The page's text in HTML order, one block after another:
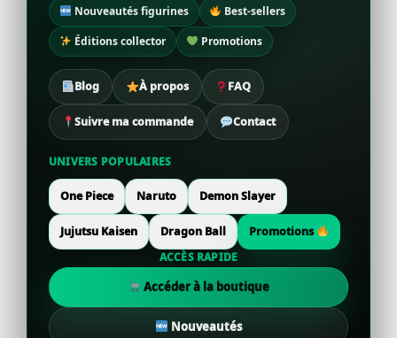
Nouveautés figurines
Best-sellers
Éditions collector
Promotions
Blog À propos FAQ
Suivre ma commande Contact
UNIVERS POPULAIRES
One Piece Naruto Demon Slayer
Jujutsu Kaisen Dragon Ball
Promotions
ACCÈS RAPIDE
Accéder à la boutique
Nouveautés